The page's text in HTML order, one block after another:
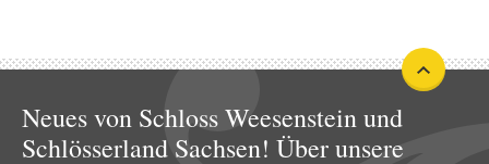
Neues von Schloss Weesenstein und
Schlösserland Sachsen! Über unsere